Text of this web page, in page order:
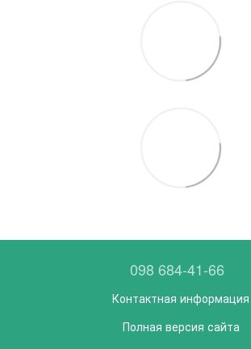
098 684-41-66
Контактная информация
Полная версия сайта